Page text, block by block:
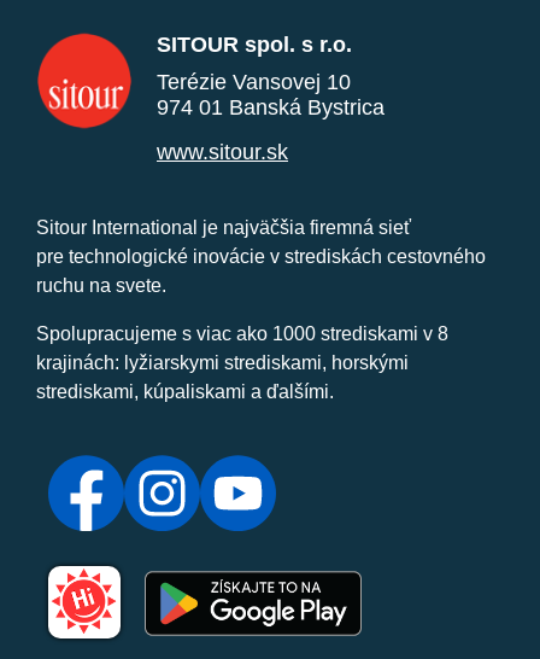
SITOUR spol. s r.o.
Terézie Vansovej 10
974 01 Banská Bystrica
www.sitour.sk
Sitour International je najväčšia firemná sieť
pre technologické inovácie v strediskách cestovného
ruchu na svete.
Spolupracujeme s viac ako 1000 strediskami v 8
krajinách: lyžiarskymi strediskami, horskými
strediskami, kúpaliskami a ďalšími.